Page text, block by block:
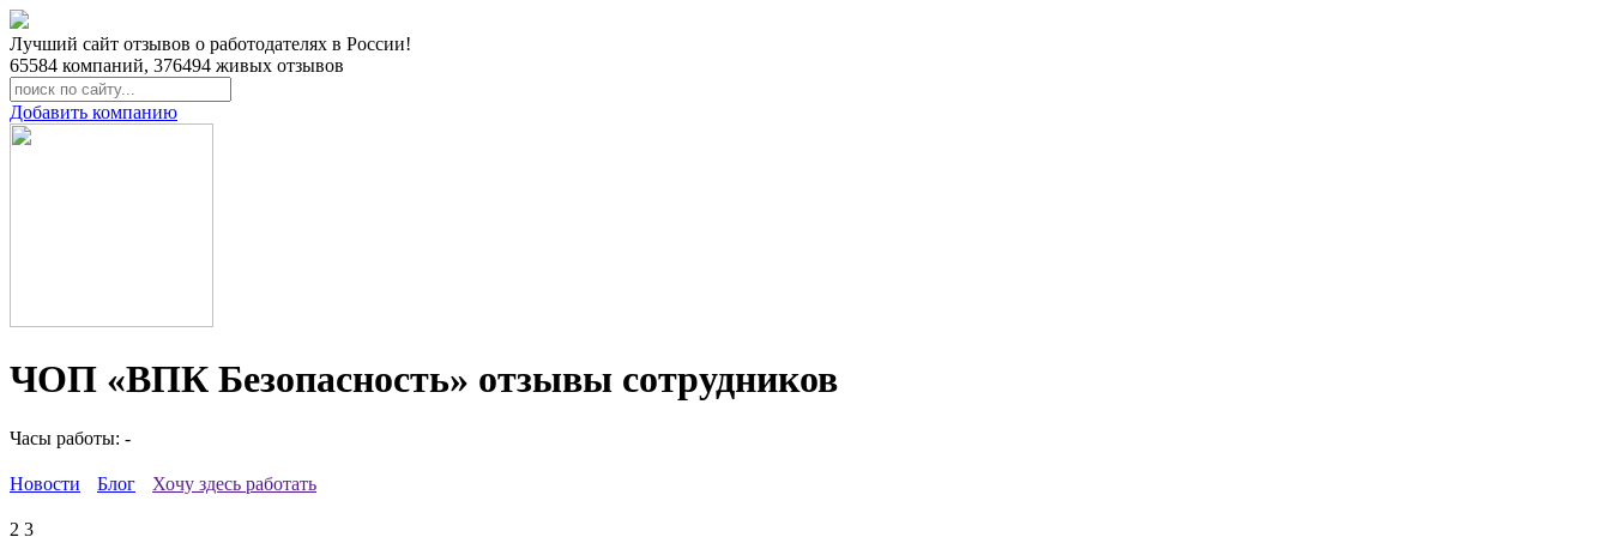
Лучший сайт отзывов о работодателях в России!
65584 компаний, 376494 живых отзывов
Добавить компанию
ЧОП «ВПК Безопасность» отзывы сотрудников
Часы работы: -
Новости Блог Хочу здесь работать
2 3